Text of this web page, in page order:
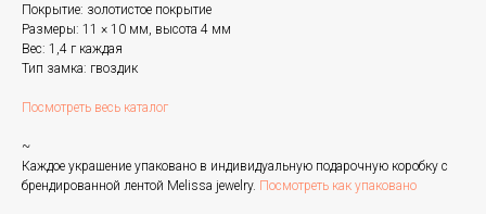
Покрытие: золотистое покрытие
Размеры: 11 × 10 мм, высота 4 мм
Вес: 1,4 г каждая
Тип замка: гвоздик
Посмотреть весь каталог
~
Каждое украшение упаковано в индивидуальную подарочную коробку с
брендированной лентой Melissa jewelry. Посмотреть как упаковано